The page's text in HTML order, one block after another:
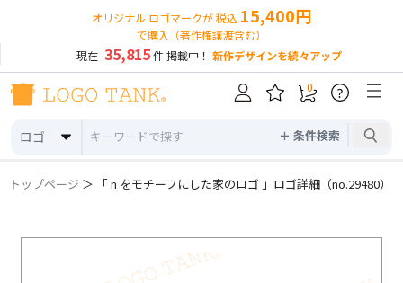
オリジナル ロゴマークが 税込 15,400円
で購入（著作権譲渡含む）
現在 35,815件 掲載中！ 新作デザインを続々アップ
ロゴ ＋ 条件検索
0 ?
トップページ ＞ 「 n をモチーフにした家のロゴ 」ロゴ詳細（no.29480）